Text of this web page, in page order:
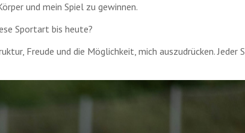
und mein Spiel zu gewinnen.
Sportart bis heute?
Freude und die Möglichkeit, mich auszudrücken. Jeder